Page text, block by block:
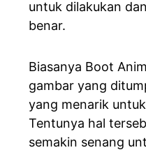
untuk dilakukan
benar.
Biasanya Boot
gambar yang
yang menarik
Tentunya hal
semakin senang